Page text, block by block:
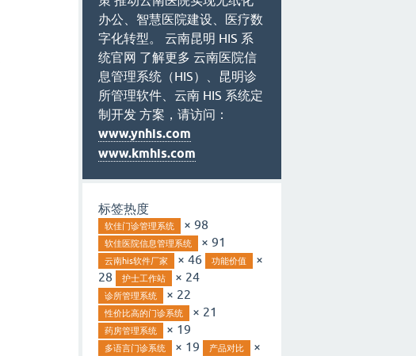
办公、智慧医院建设、医疗数
字化转型。 云南昆明 HIS 系
统官网 了解更多 云南医院信
息管理系统（HIS）、昆明诊
所管理软件、云南 HIS 系统定
制开发 方案，请访问：
www.ynhis.com
www.kmhis.com
标签热度
软佳门诊管理系统 × 98
软佳医院信息管理系统 × 91
云南his软件厂家 × 46 功能价值
×
28
护士工作站 × 24
诊所管理系统 × 22
性价比高的门诊系统 × 21
药房管理系统 × 19
多语言门诊系统 × 19 产品对比
×